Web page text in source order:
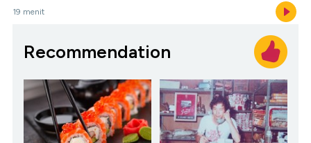
19 menit
Recommendation